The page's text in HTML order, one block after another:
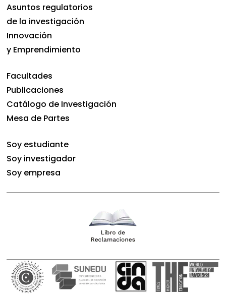
Asuntos regulatorios
de la investigación
Innovación
y Emprendimiento
Facultades
Publicaciones
Catálogo de Investigación
Mesa de Partes
Soy estudiante
Soy investigador
Soy empresa